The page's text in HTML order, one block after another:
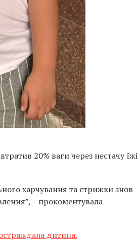
20% ваги через нестачу їжі
харчування та стрижки знов
– прокоментувала
дитина.